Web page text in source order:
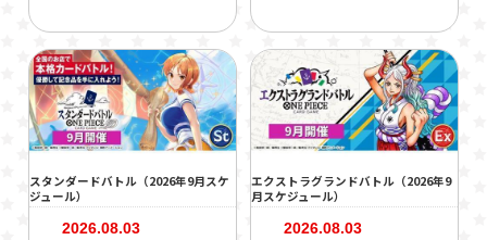
スタンダードバトル（2026年9月スケ
ジュール）
2026.08.03
エクストラグランドバトル（2026年9
月スケジュール）
2026.08.03